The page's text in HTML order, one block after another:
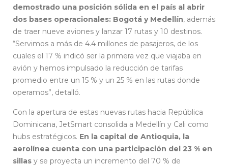
demostrado una posición sólida en el país al abrir
dos bases operacionales: Bogotá y Medellín, además
de traer nueve aviones y lanzar 17 rutas y 10 destinos.
“Servimos a más de 4.4 millones de pasajeros, de los
cuales el 17 % indicó ser la primera vez que viajaba en
avión y hemos impulsado la reducción de tarifas
promedio entre un 15 % y un 25 % en las rutas donde
operamos”, detalló.
Con la apertura de estas nuevas rutas hacia República
Dominicana, JetSmart consolida a Medellín y Cali como
hubs estratégicos. En la capital de Antioquia, la
aerolínea cuenta con una participación del 23 % en
sillas y se proyecta un incremento del 70 % de